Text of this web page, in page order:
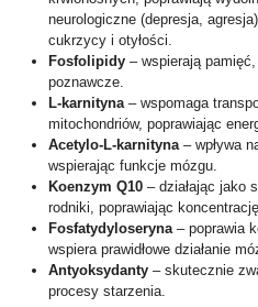
neurologiczne (depresja,
cukrzycy i otyłości.
Fosfolipidy – wspierają
poznawcze.
L-karnityna – wspomaga
mitochondriów, poprawiając
Acetylo-L-karnityna – wpływa
wspierając funkcje mózgu.
Koenzym Q10 – działając jako
rodniki, poprawiając
Fosfatydyloseryna – poprawia
wspiera prawidłowe działanie
Antyoksydanty – skutecznie
procesy starzenia.